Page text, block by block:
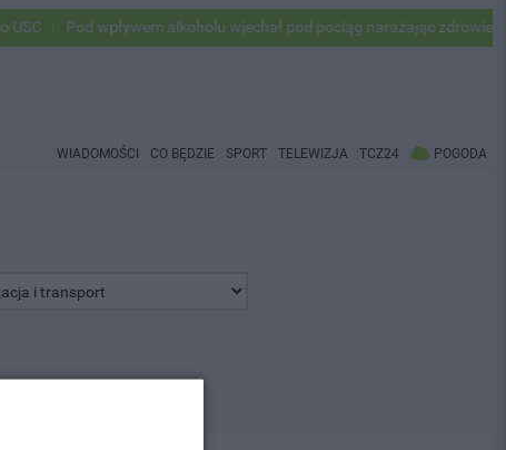
Pod wpływem alkoholu wjechał pod pociąg narażając zdrowie i
WIADOMOŚCI CO BĘDZIE SPORT TELEWIZJA TCZ24 POGODA